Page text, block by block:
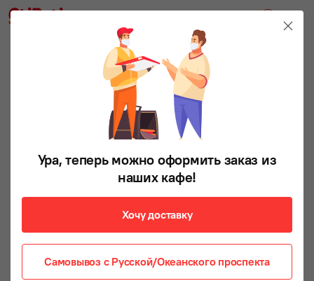
Ура, теперь можно оформить заказ из
наших кафе!
Хочу доставку
Самовывоз с Русской/Океанского проспекта